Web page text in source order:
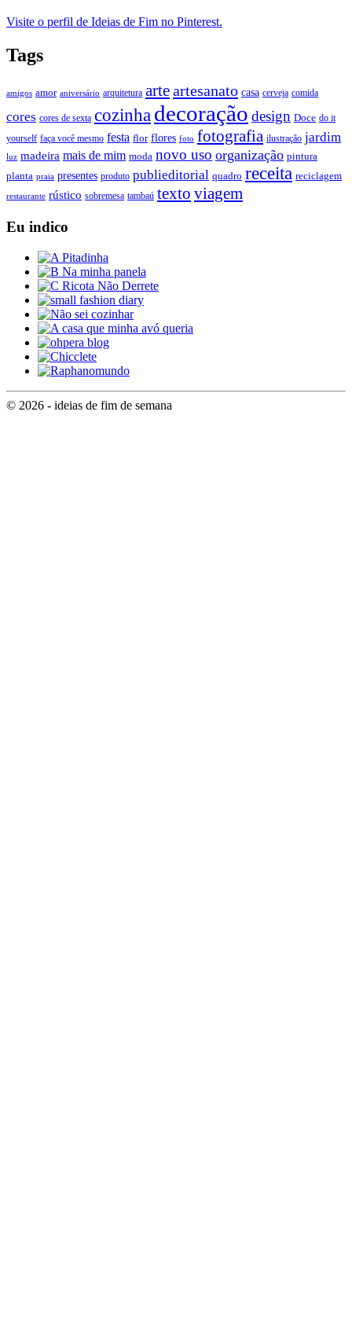
Visite o perfil de Ideias de Fim no Pinterest.
Tags
amigos amor aniversário arquitetura arteartesanato casa cerveja comida
cores cores de sexta cozinhadecoração design Doce do it
yourself faça você mesmo festa flor flores foto fotografia ilustração jardim
luz madeira mais de mim moda novo uso organização pintura
planta praia presentes produto publieditorial quadro receita reciclagem
restaurante rústico sobremesa tambaú texto viagem
Eu indico
© 2026 - ideias de fim de semana